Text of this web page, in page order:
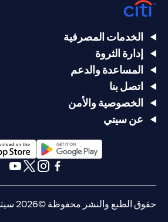
الخدمات المصرفية
إدارة الثروة
المساعدة والدعم
اتصل بنا
الخصوصية والأمن
عن سيتي
(opens in a new tab)
حقوق الطبع والنشر محفوظة ©2026 سيتي جروب انك.